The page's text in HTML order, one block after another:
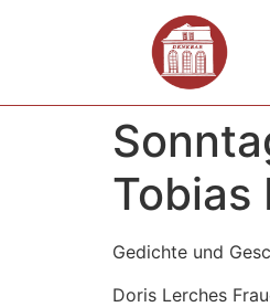
Tobias
Gedichte und
Doris Lerches